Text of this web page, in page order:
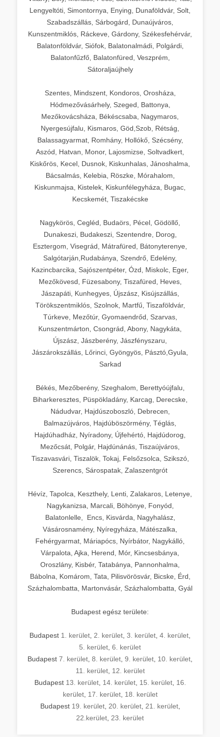
Lengyeltóti, Simontornya, Enying, Dunaföldvár, Solt,
Szabadszállás, Sárbogárd, Dunaújváros,
Kunszentmiklós, Ráckeve, Gárdony, Székesfehérvár,
Balatonföldvár, Siófok, Balatonalmádi, Polgárdi,
Balatonfűzfő, Balatonfüred, Veszprém,
Sátoraljaújhely
Szentes, Mindszent, Kondoros, Orosháza,
Hódmezővásárhely, Szeged, Battonya,
Mezőkovácsháza, Békéscsaba, Nagymaros,
Nyergesújfalu, Kismaros, Göd,Szob, Rétság,
Balassagyarmat, Romhány, Hollókő, Szécsény,
Aszód, Hatvan, Monor, Lajosmizse, Soltvadkert,
Kiskőrös, Kecel, Dusnok, Kiskunhalas, Jánoshalma,
Bácsalmás, Kelebia, Röszke, Mórahalom,
Kiskunmajsa, Kistelek, Kiskunfélegyháza, Bugac,
Kecskemét, Tiszakécske
Nagykörös, Cegléd, Budaörs, Pécel, Gödöllő,
Dunakeszi, Budakeszi, Szentendre, Dorog,
Esztergom, Visegrád, Mátrafüred, Bátonyterenye,
Salgótarján,Rudabánya, Szendrő, Edelény,
Kazincbarcika, Sajószentpéter, Ózd, Miskolc, Eger,
Mezőkövesd, Füzesabony, Tiszafüred, Heves,
Jászapáti, Kunhegyes, Újszász, Kisújszállás,
Törökszentmiklós, Szolnok, Martfű, Tiszaföldvár,
Túrkeve, Mezőtúr, Gyomaendrőd, Szarvas,
Kunszentmárton, Csongrád, Abony, Nagykáta,
Újszász, Jászberény, Jászfényszaru,
Jászárokszállás, Lőrinci, Gyöngyös, Pásztó,Gyula,
Sarkad
Békés, Mezőberény, Szeghalom, Berettyóújfalu,
Biharkeresztes, Püspökladány, Karcag, Derecske,
Nádudvar, Hajdúszoboszló, Debrecen,
Balmazújváros, Hajdúböszörmény, Téglás,
Hajdúhadház, Nyíradony, Újfehértó, Hajdúdorog,
Mezőcsát, Polgár, Hajdúnánás, Tiszaújváros,
Tiszavasvári, Tiszalök, Tokaj, Felsőzsolca, Szikszó,
Szerencs, Sárospatak, Zalaszentgrót
Hévíz, Tapolca, Keszthely, Lenti, Zalakaros, Letenye,
Nagykanizsa, Marcali, Böhönye, Fonyód,
Balatonlelle, Encs, Kisvárda, Nagyhalász,
Vásárosnamény, Nyíregyháza, Mátészalka,
Fehérgyarmat, Máriapócs, Nyírbátor, Nagykálló,
Várpalota, Ajka, Herend, Mór, Kincsesbánya,
Oroszlány, Kisbér, Tatabánya, Pannonhalma,
Bábolna, Komárom, Tata, Pilisvörösvár, Bicske, Érd,
Százhalombatta, Martonvásár, Százhalombatta, Gyál
Budapest egész területe:
Budapest 1. kerület 2. kerület 3. kerület 4. kerület
5. kerület 6. kerület
Budapest 7. kerület 8. kerület 9. kerület 10. kerület
11. kerület, 12. kerület
Budapest 13. kerület, 14. kerület, 15. kerület, 16.
kerület, 17. kerület, 18. kerület
Budapest 19. kerület, 20. kerület, 21. kerület,
22.kerület 23. kerület